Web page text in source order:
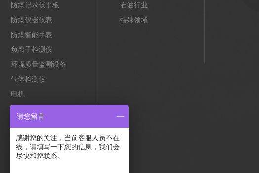
防爆记录仪平板
防爆仪器仪表
防爆智能手表
负离子检测仪
环境质量监测设备
气体检测仪
电机
隔爆型穿墙端子
正压系统控制器
石油行业
特殊领域
请您留言
感谢您的关注，当前客服人员不在
线，请填写一下您的信息，我们会
尽快和您联系。